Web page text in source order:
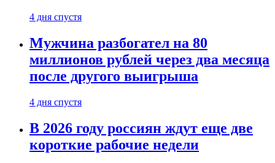
4 дня спустя
Мужчина разбогател на 80
миллионов рублей через два месяца
после другого выигрыша
4 дня спустя
В 2026 году россиян ждут еще две
короткие рабочие недели